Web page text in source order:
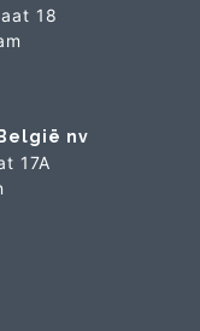
18
nv
17A